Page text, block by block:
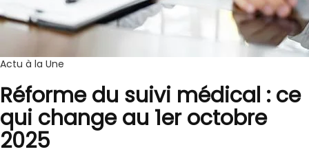
Actu à la Une
Réforme du suivi médical : ce
qui change au 1er octobre
2025